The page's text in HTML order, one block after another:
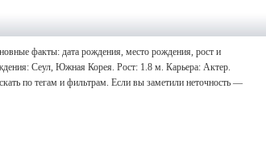
факты: дата рождения, место рождения, рост и
Сеул, Южная Корея. Рост: 1.8 м. Карьера: Актер.
по тегам и фильтрам. Если вы заметили неточность —